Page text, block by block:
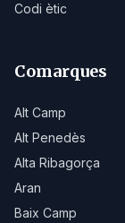
Codi ètic
Comarques
Alt Camp
Alt Penedès
Alta Ribagorça
Aran
Baix Camp